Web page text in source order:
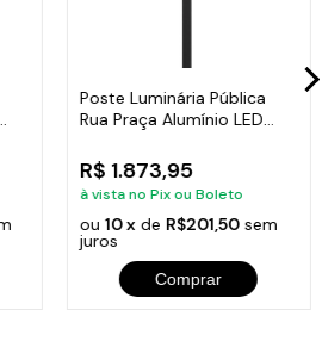
Rua Praça Alumínio LED 50W 110v
Poste Luminária Pública
Rua Praça Alumínio LED
R$ 1.873,95
à vista no Pix ou Boleto
ou 10 xde R$201,50sem
juros
Comprar